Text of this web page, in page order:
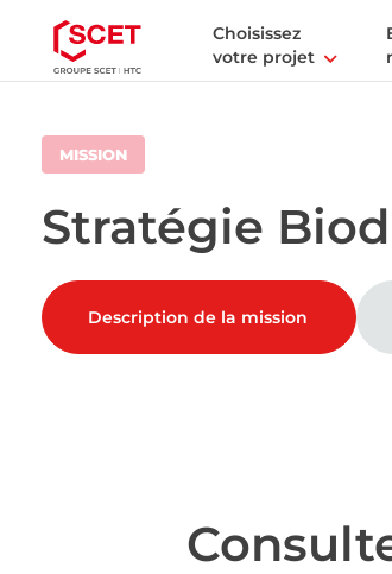
Choisissez
votre projet
MISSION
Stratégie
Description de la mission